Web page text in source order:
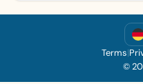
Terms|
©